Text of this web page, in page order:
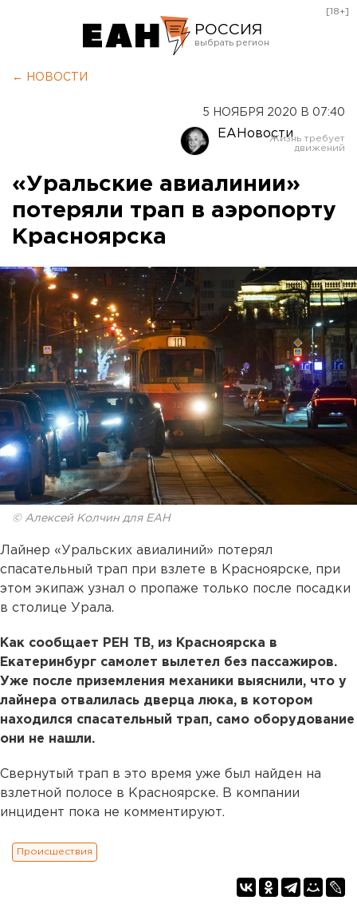
РОССИЯ
Оренбург
[18+]
← НОВОСТИ
5 НОЯБРЯ 2020 В 07:40
ЕАНовости
«Уральские авиалинии»
потеряли трап в аэропорту
Красноярска
© Алексей Колчин для ЕАН
Лайнер «Уральских авиалиний» потерял
спасательный трап при взлете в Красноярске, при
этом экипаж узнал о пропаже только после посадки
в столице Урала.
Как сообщает РЕН ТВ, из Красноярска в
Екатеринбург самолет вылетел без пассажиров.
Уже после приземления механики выяснили, что у
лайнера отвалилась дверца люка, в котором
находился спасательный трап, само оборудование
они не нашли.
Свернутый трап в это время уже был найден на
взлетной полосе в Красноярске. В компании
инцидент пока не комментируют.
Происшествия